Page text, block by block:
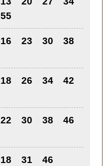
55
16 23 30
38
18 26 34
42
22 30 38
46
18 31 46